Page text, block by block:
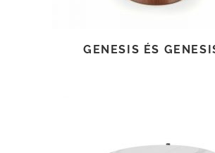
GENESIS ÉS